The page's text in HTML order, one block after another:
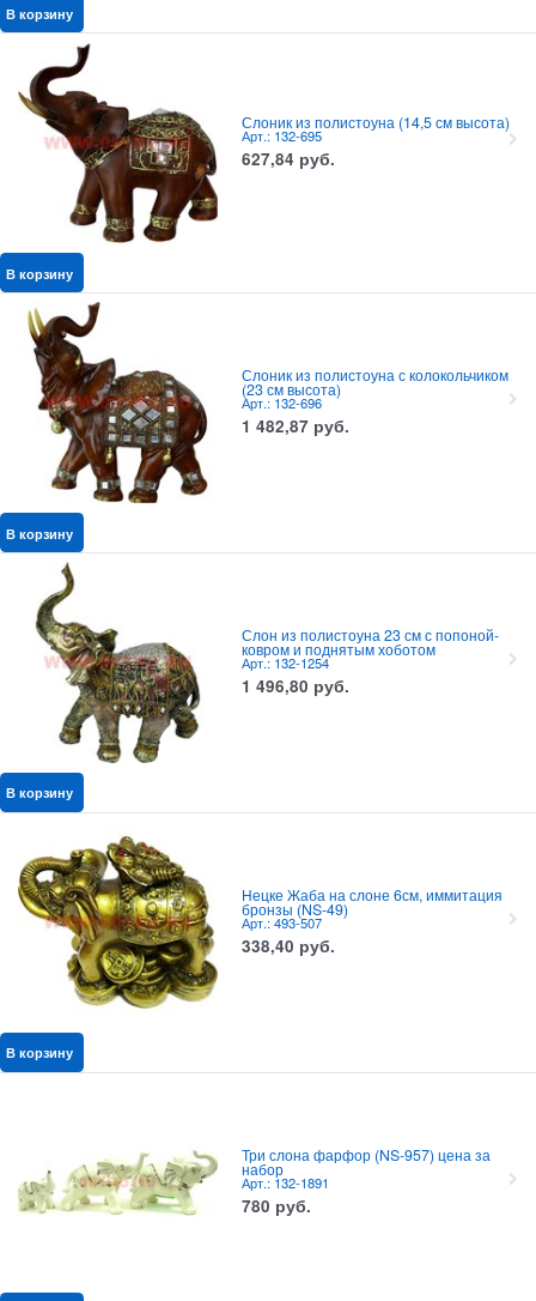
В корзину
Слоник из полистоуна (14,5 см высота)
Арт.: 132-695
627,84 руб.
В корзину
Слоник из полистоуна с колокольчиком
(23 см высота)
Арт.: 132-696
1 482,87 руб.
В корзину
Слон из полистоуна 23 см с попоной-
ковром и поднятым хоботом
Арт.: 132-1254
1 496,80 руб.
В корзину
Нецке Жаба на слоне 6см, иммитация
бронзы (NS-49)
Арт.: 493-507
338,40 руб.
В корзину
Три слона фарфор (NS-957) цена за
набор
Арт.: 132-1891
780 руб.